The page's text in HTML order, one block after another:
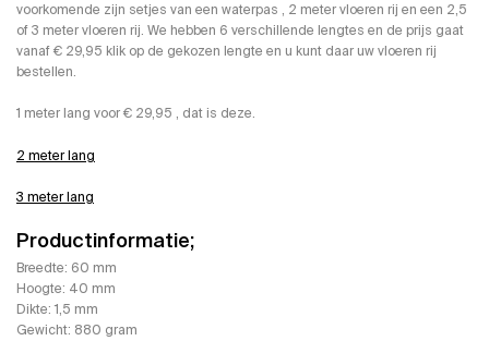
voorkomende zijn setjes van een waterpas , 2 meter vloeren rij en een 2,5
of 3 meter vloeren rij. We hebben 6 verschillende lengtes en de prijs gaat
vanaf € 29,95 klik op de gekozen lengte en u kunt daar uw vloeren rij
bestellen.
1 meter lang voor € 29,95 , dat is deze.
2 meter lang
3 meter lang
Productinformatie;
Breedte: 60 mm
Hoogte: 40 mm
Dikte: 1,5 mm
Gewicht: 880 gram